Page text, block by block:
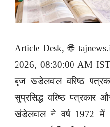
Article Desk, 🌐
2026, 08:30:00 AM
बृज खंडेलवाल वरिष्ठ
सुप्रसिद्ध वरिष्ठ पत्रकार
खंडेलवाल ने वर्ष 1972 में